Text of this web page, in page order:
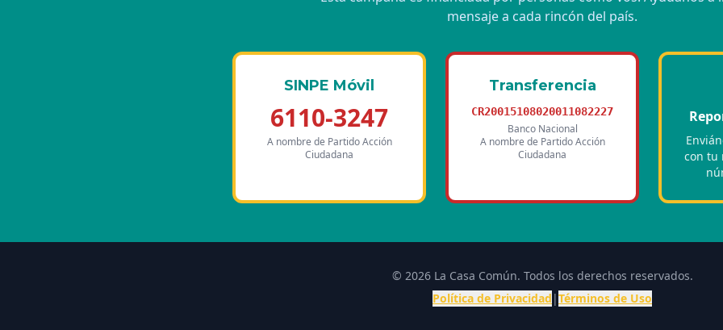
mensaje a cada rincón del país.
SINPE Móvil
6110-3247
A nombre de Partido Acción
Ciudadana
Transferencia
CR20015108020011082227
Banco Nacional
A nombre de Partido Acción
Ciudadana
con tu
© 2026 La Casa Común. Todos los derechos reservados.
Política de Privacidad |Términos de Uso